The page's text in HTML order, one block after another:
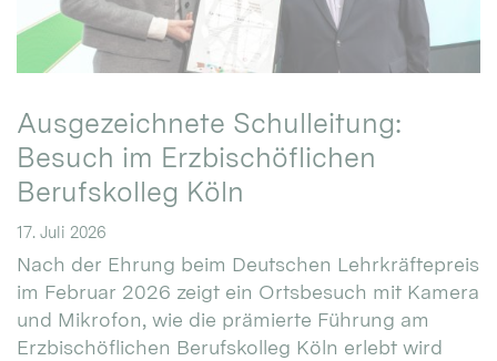
Ausgezeichnete Schulleitung:
Besuch im Erzbischöflichen
Berufskolleg Köln
17. Juli 2026
Nach der Ehrung beim Deutschen Lehrkräftepreis
im Februar 2026 zeigt ein Ortsbesuch mit Kamera
und Mikrofon, wie die prämierte Führung am
Erzbischöflichen Berufskolleg Köln erlebt wird